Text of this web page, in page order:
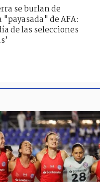
se burlan de
"payasada" de AFA:
de las selecciones